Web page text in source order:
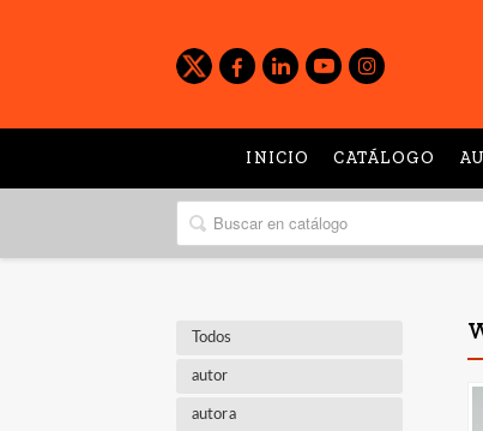
INICIO CATÁLOGO
Todos
autor
autora